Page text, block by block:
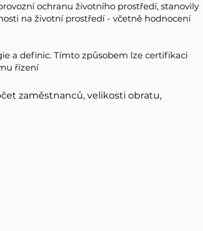
ochranu životního prostředí, stanovily
na životní prostředí - včetně hodnocení
a definic. Tímto způsobem lze certifikaci
řízení
zaměstnanců, velikosti obratu,